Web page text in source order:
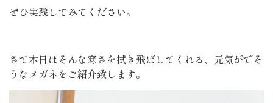
ぜひ実践してみてください。
さて本日はそんな寒さを拭き飛ばしてくれる、元気がでそ
うなメガネをご紹介致します。